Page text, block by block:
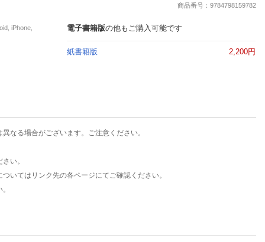
推し楽商品番号：9784798159782
iPhone,
電子書籍版の他もご購入可能です
紙書籍版 2,200円
なる場合がございます。ご注意ください。
い。
いてはリンク先の各ページにてご確認ください。